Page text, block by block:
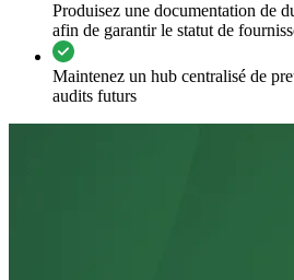
Produisez une documentation de
afin de garantir le statut de
Maintenez un hub centralisé de
audits futurs